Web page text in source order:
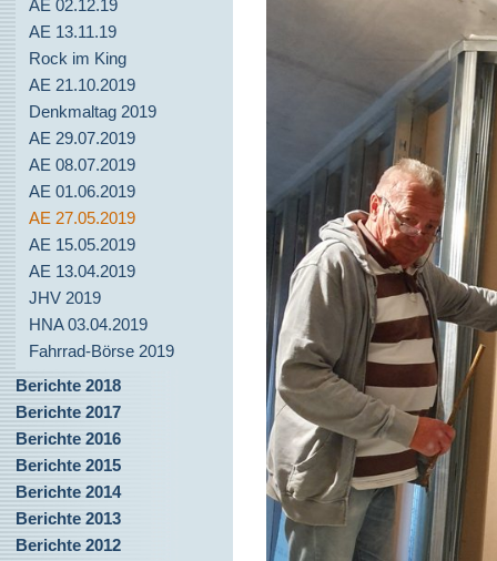
AE 02.12.19
AE 13.11.19
Rock im King
AE 21.10.2019
Denkmaltag 2019
AE 29.07.2019
AE 08.07.2019
AE 01.06.2019
AE 27.05.2019
AE 15.05.2019
AE 13.04.2019
JHV 2019
HNA 03.04.2019
Fahrrad-Börse 2019
Berichte 2018
Berichte 2017
Berichte 2016
Berichte 2015
Berichte 2014
Berichte 2013
Berichte 2012